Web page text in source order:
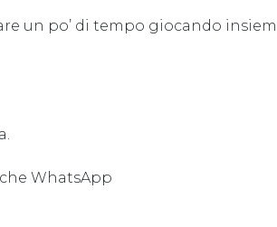
un po’ di tempo giocando
WhatsApp